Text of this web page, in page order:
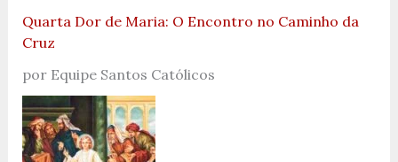
Quarta Dor de Maria: O Encontro no Caminho da
Cruz
por Equipe Santos Católicos